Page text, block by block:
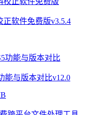
正软件免费版v3.5.4
能与版本对比v12.0